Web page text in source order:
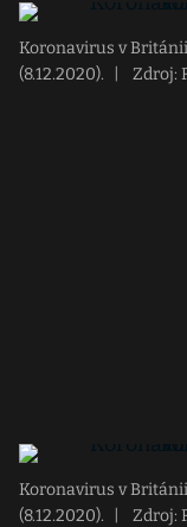
Koronavirus v
(8.12.2020).
Zdroj:
Koronavirus v
(8.12.2020).
Zdroj: